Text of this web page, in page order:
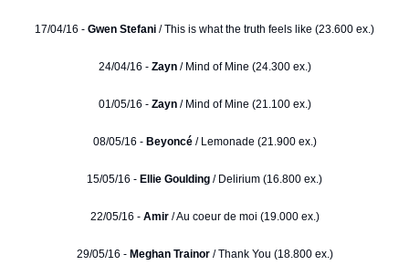
17/04/16 - Gwen Stefani / This is what the truth feels like (23.600 ex.)
24/04/16 - Zayn / Mind of Mine (24.300 ex.)
01/05/16 - Zayn / Mind of Mine (21.100 ex.)
08/05/16 - Beyoncé / Lemonade (21.900 ex.)
15/05/16 - Ellie Goulding / Delirium (16.800 ex.)
22/05/16 - Amir / Au coeur de moi (19.000 ex.)
29/05/16 - Meghan Trainor/ Thank You (18.800 ex.)